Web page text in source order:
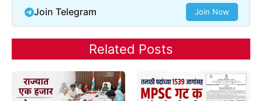
Join Telegram Join Now
Related Posts